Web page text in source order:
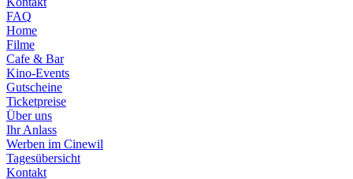
FAQ
Home
Filme
Cafe & Bar
Kino-Events
Gutscheine
Ticketpreise
Über uns
Ihr Anlass
Werben im Cinewil
Tagesübersicht
Kontakt